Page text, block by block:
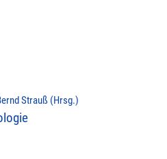
Strauß (Hrsg.)